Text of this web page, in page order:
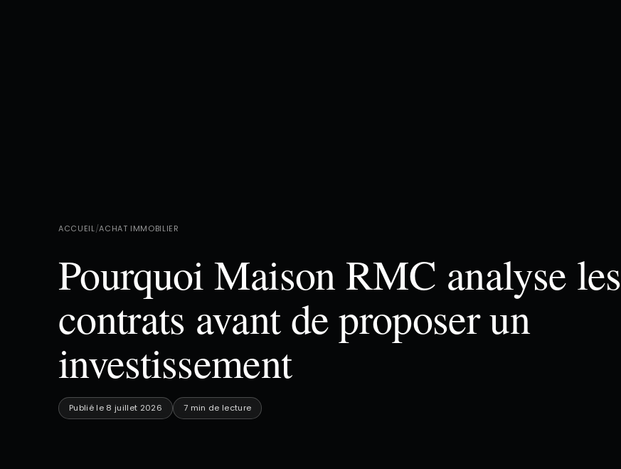
ACCUEIL/ACHAT IMMOBILIER
Pourquoi Maison RMC analyse les
contrats avant de proposer un
investissement
Publié le 8 juillet 2026 7 min de lecture